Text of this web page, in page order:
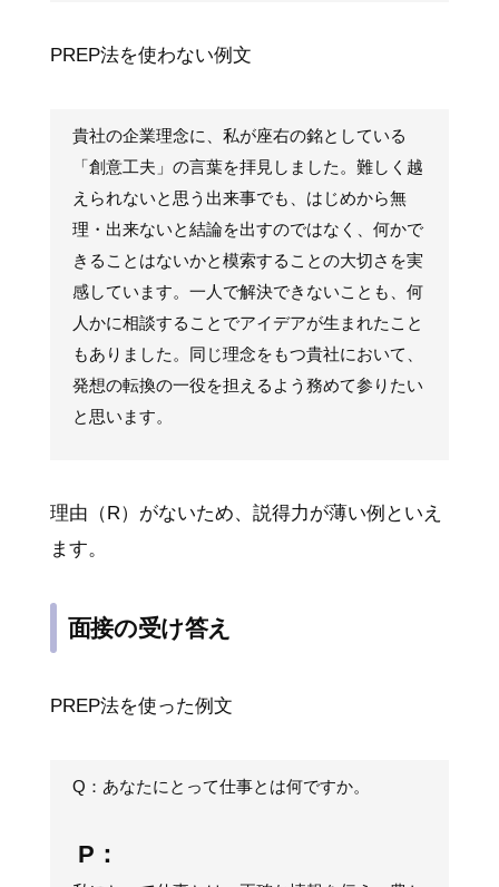
PREP法を使わない例文
貴社の企業理念に、私が座右の銘としている
「創意工夫」の言葉を拝見しました。難しく越
えられないと思う出来事でも、はじめから無
理・出来ないと結論を出すのではなく、何かで
きることはないかと模索することの大切さを実
感しています。一人で解決できないことも、何
人かに相談することでアイデアが生まれたこと
もありました。同じ理念をもつ貴社において、
発想の転換の一役を担えるよう務めて参りたい
と思います。
理由（R）がないため、説得力が薄い例といえ
ます。
面接の受け答え
PREP法を使った例文
Q：あなたにとって仕事とは何ですか。
P：